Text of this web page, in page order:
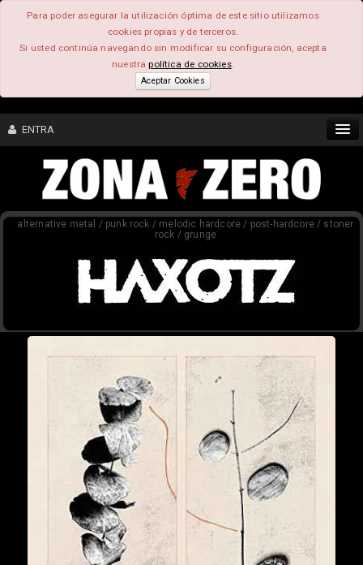
Para poder asegurar la utilización óptima de este sitio utilizamos
cookies propias y de terceros.
Si usted continúa navegando sin modificar su configuración, acepta
nuestrapolítica de cookies.
Aceptar Cookies
ENTRA
CONTENIDO
FEEEDBACK
alternative metal / punk rock / melodic hardcore / post-hardcore / stoner
rock / grunge